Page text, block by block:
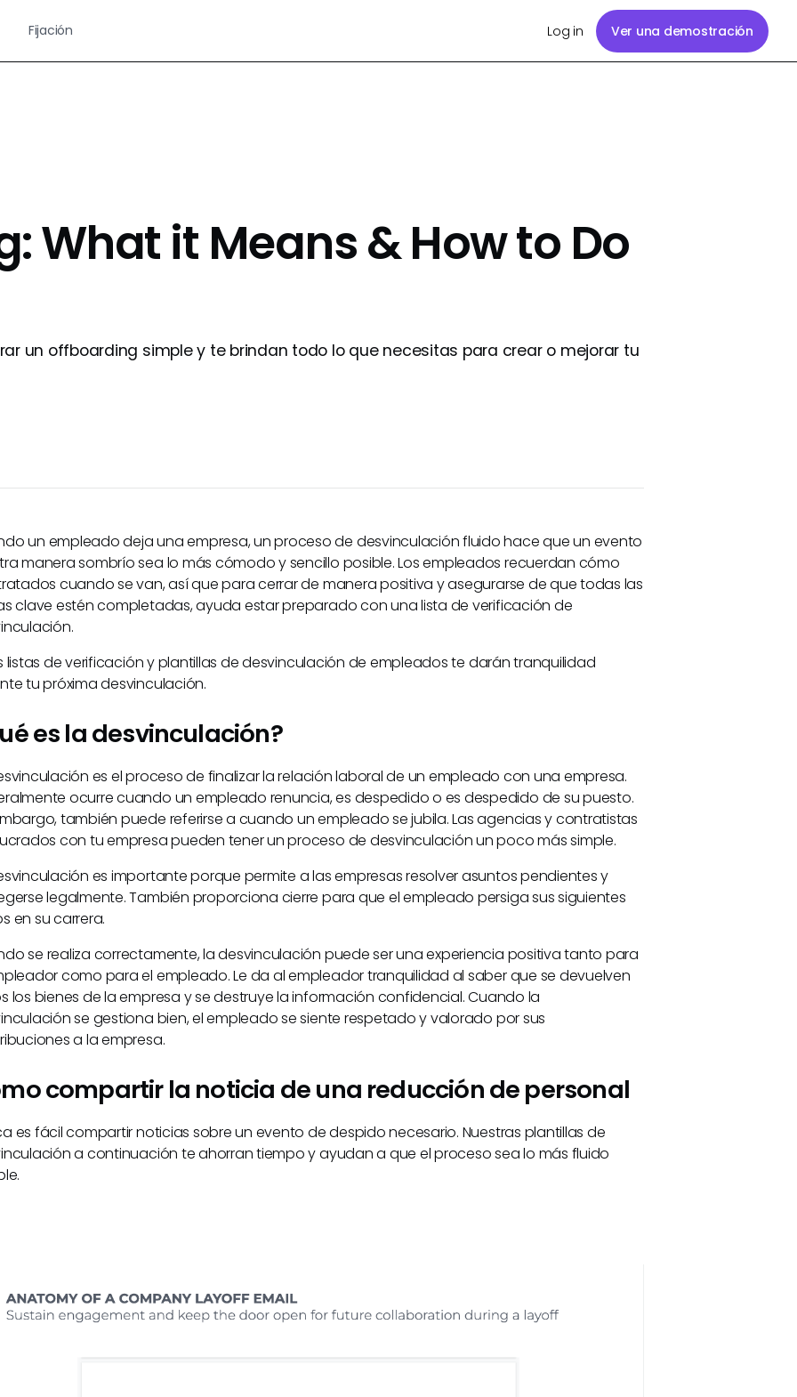
Fijación Log in Ver una demostración
What it Means & How to Do
un offboarding simple y te brindan todo lo que necesitas para crear o mejorar tu
un empleado deja una empresa, un proceso de desvinculación fluido hace que un evento
manera sombrío sea lo más cómodo y sencillo posible. Los empleados recuerdan cómo
cuando se van, así que para cerrar de manera positiva y asegurarse de que todas las
clave estén completadas, ayuda estar preparado con una lista de verificación de
listas de verificación y plantillas de desvinculación de empleados te darán tranquilidad
tu próxima desvinculación.
es la desvinculación?
es el proceso de finalizar la relación laboral de un empleado con una empresa.
ocurre cuando un empleado renuncia, es despedido o es despedido de su puesto.
también puede referirse a cuando un empleado se jubila. Las agencias y contratistas
con tu empresa pueden tener un proceso de desvinculación un poco más simple.
es importante porque permite a las empresas resolver asuntos pendientes y
legalmente. También proporciona cierre para que el empleado persiga sus siguientes
en su carrera.
se realiza correctamente, la desvinculación puede ser una experiencia positiva tanto para
como para el empleado. Le da al empleador tranquilidad al saber que se devuelven
los bienes de la empresa y se destruye la información confidencial. Cuando la
se gestiona bien, el empleado se siente respetado y valorado por sus
a la empresa.
compartir la noticia de una reducción de personal
es fácil compartir noticias sobre un evento de despido necesario. Nuestras plantillas de
a continuación te ahorran tiempo y ayudan a que el proceso sea lo más fluido